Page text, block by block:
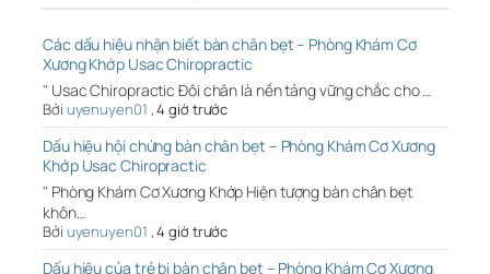
Các dấu hiệu nhận biết bàn chân bẹt – Phòng Khám Cơ
Xương Khớp Usac Chiropractic
" Usac Chiropractic Đôi chân là nền tảng vững chắc cho …
Bởi uyenuyen01 ,4 giờ trước
Dấu hiệu hội chứng bàn chân bẹt – Phòng Khám Cơ Xương
Khớp Usac Chiropractic
" Phòng Khám Cơ Xương Khớp Hiện tượng bàn chân bẹt
khôn…
Bởi uyenuyen01 ,4 giờ trước
Dấu hiệu của trẻ bị bàn chân bẹt – Phòng Khám Cơ Xương